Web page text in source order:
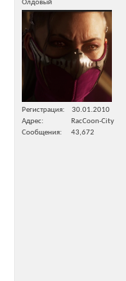
Олдовый
Регистрация
30.01.2010
Адрес
RacCoon-City
Сообщения
43,672